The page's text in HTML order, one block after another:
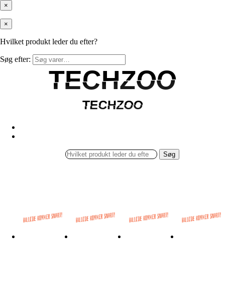
×
×
Hvilket produkt leder du efter?
Søg efter:
TECHZOO
TECHZOO
TECHZOO
TECHZOO
Søg